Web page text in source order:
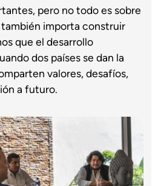
pero no todo es sobre
también importa construir
que el desarrollo
dos países se dan la
valores, desafíos,
a futuro.